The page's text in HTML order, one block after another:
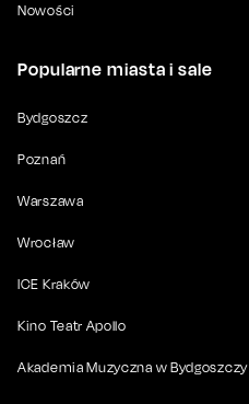
Nowości
Popularne miasta i sale
Bydgoszcz
Poznań
Warszawa
Wrocław
ICE Kraków
Kino Teatr Apollo
Akademia Muzyczna w Bydgoszczy